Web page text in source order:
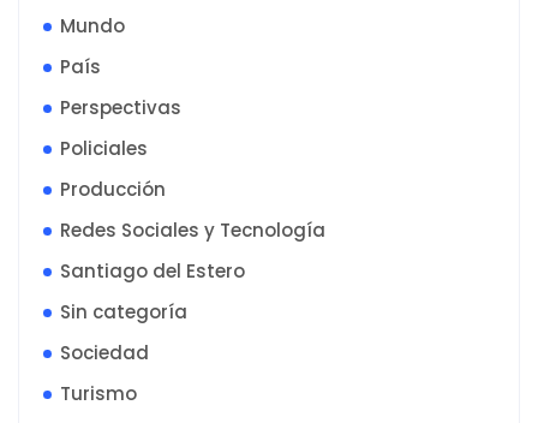
Mundo
País
Perspectivas
Policiales
Producción
Redes Sociales y Tecnología
Santiago del Estero
Sin categoría
Sociedad
Turismo